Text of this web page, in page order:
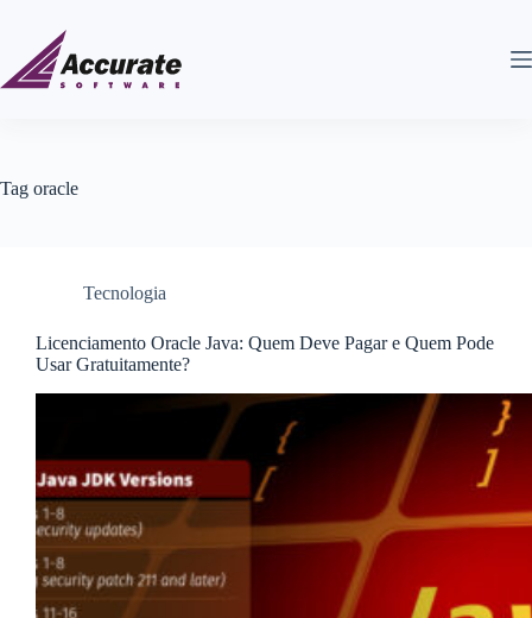
Tag oracle
Tecnologia
Licenciamento Oracle Java: Quem Deve Pagar e Quem Pode
Usar Gratuitamente?